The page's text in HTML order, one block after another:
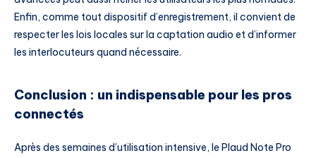
Enfin, comme tout dispositif d’enregistrement, il convient de
respecter les lois locales sur la captation audio et d’informer
les interlocuteurs quand nécessaire.
Conclusion : un indispensable pour les pros
connectés
Après des semaines d’utilisation intensive, le Plaud Note Pro